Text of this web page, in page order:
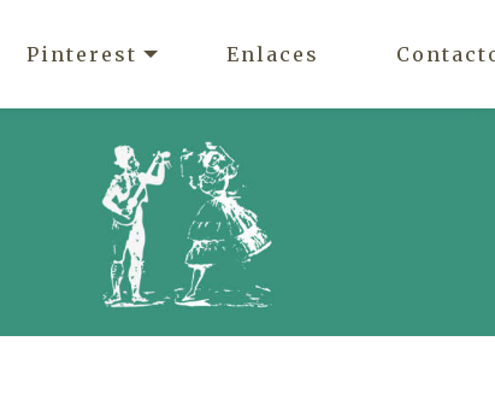
Pinterest Enlaces